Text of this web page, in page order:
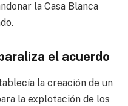
la Casa Blanca
el acuerdo
la creación de un
la explotación de los